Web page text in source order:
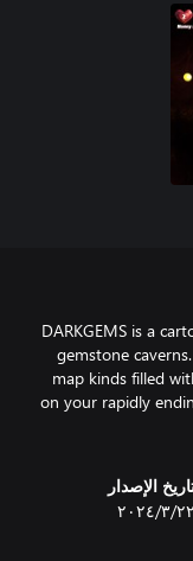
DARKGEMS is a
gemstone
map kinds filled
on your rapidly
الإصدار
٢٢‏/٣‏/٢٠٢٤